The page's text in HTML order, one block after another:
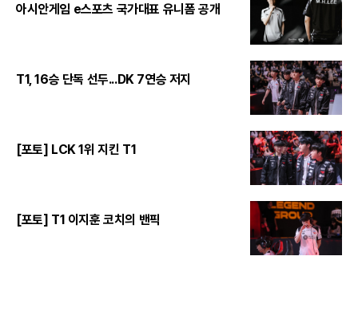
아시안게임 e스포츠 국가대표 유니폼 공개
T1, 16승 단독 선두...DK 7연승 저지
[포토] LCK 1위 지킨 T1
[포토] T1 이지훈 코치의 밴픽